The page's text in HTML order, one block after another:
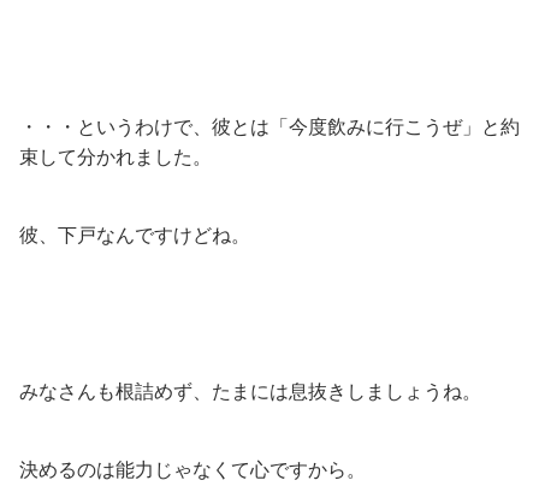
・・・というわけで、彼とは「今度飲みに行こうぜ」と約
束して分かれました。
彼、下戸なんですけどね。
みなさんも根詰めず、たまには息抜きしましょうね。
決めるのは能力じゃなくて心ですから。